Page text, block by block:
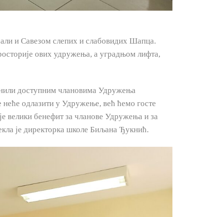
и Савезом слепих и слабовидих Шапца.
ових удружења, а уградњом лифта,
доступним члановима Удружења
одлазити у Удружење, већ ћемо госте
велики бенефит за чланове Удружења и за
је директорка школе Биљана Ђукнић.